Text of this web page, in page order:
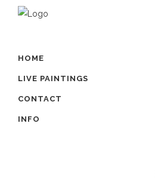
HOME
LIVE PAINTINGS
CONTACT
INFO